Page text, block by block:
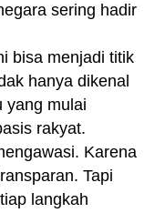
sering hadir
bisa menjadi titik
hanya dikenal
yang mulai
rakyat.
Karena
Tapi
langkah